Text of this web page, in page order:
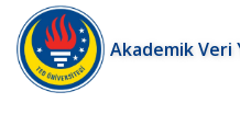
Akademik Veri